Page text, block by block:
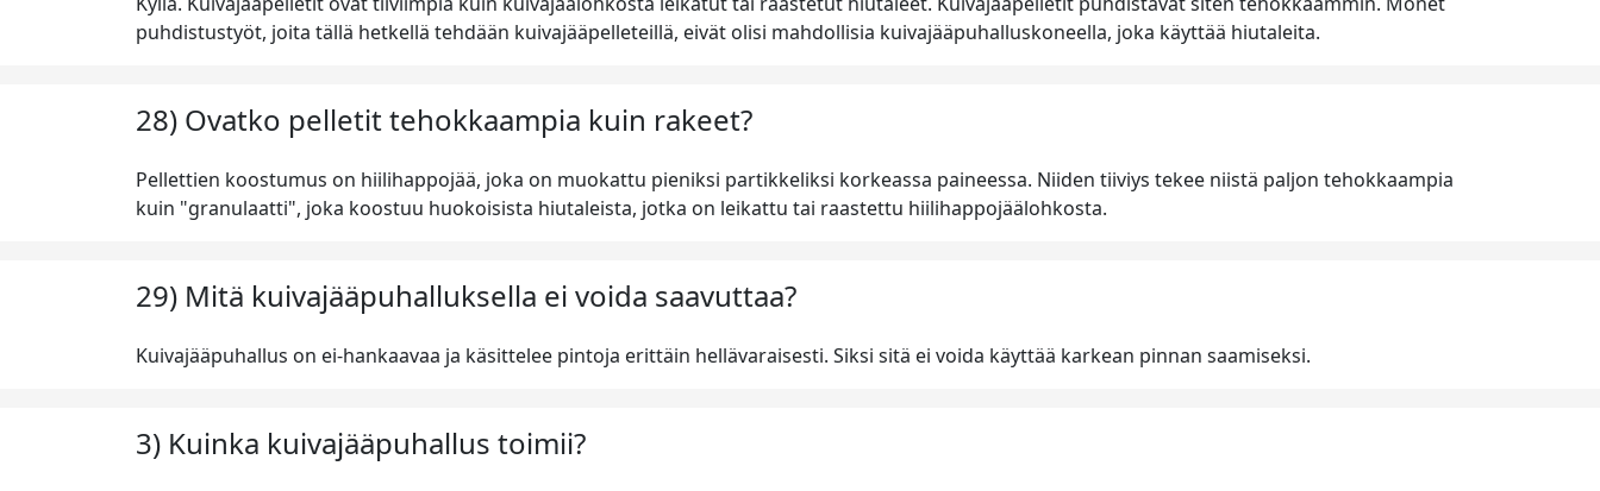
puhdistustyöt, joita tällä hetkellä tehdään kuivajääpelleteillä, eivät olisi mahdollisia kuivajääpuhalluskoneella, joka käyttää hiutaleita.
28) Ovatko pelletit tehokkaampia kuin rakeet?
Pellettien koostumus on hiilihappojää, joka on muokattu pieniksi partikkeliksi korkeassa paineessa. Niiden tiiviys tekee niistä paljon tehokkaampia
kuin "granulaatti", joka koostuu huokoisista hiutaleista, jotka on leikattu tai raastettu hiilihappojäälohkosta.
29) Mitä kuivajääpuhalluksella ei voida saavuttaa?
Kuivajääpuhallus on ei-hankaavaa ja käsittelee pintoja erittäin hellävaraisesti. Siksi sitä ei voida käyttää karkean pinnan saamiseksi.
3) Kuinka kuivajääpuhallus toimii?